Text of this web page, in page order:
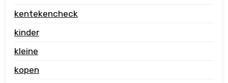
kentekencheck
kinder
kleine
kopen